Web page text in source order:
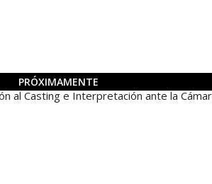
PRÓXIMAMENTE
al Casting e Interpretación ante la